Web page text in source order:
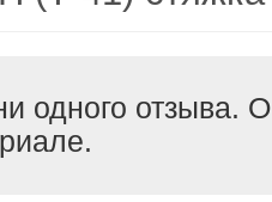
одного отзыва.